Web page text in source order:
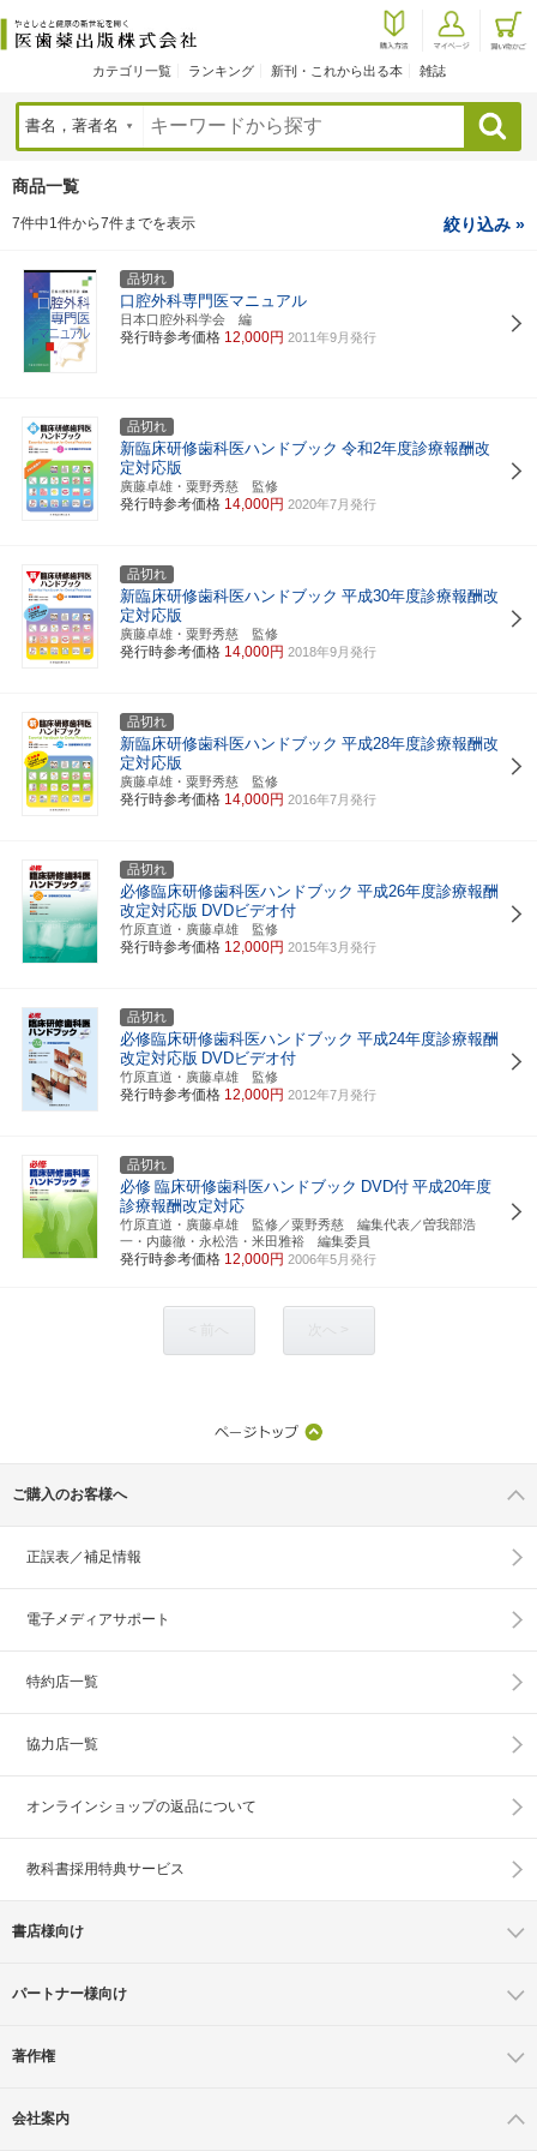
カテゴリ一覧 ランキング 新刊・これから出る本 雑誌
検索
商品一覧
7件中1件から7件までを表示 絞り込み »
品切れ
口腔外科専門医マニュアル
日本口腔外科学会 編
発行時参考価格 12,000円 2011年9月発行
品切れ
新臨床研修歯科医ハンドブック 令和2年度診療報酬改
定対応版
廣藤卓雄・粟野秀慈 監修
発行時参考価格 14,000円 2020年7月発行
品切れ
新臨床研修歯科医ハンドブック 平成30年度診療報酬改
定対応版
廣藤卓雄・粟野秀慈 監修
発行時参考価格 14,000円 2018年9月発行
品切れ
新臨床研修歯科医ハンドブック 平成28年度診療報酬改
定対応版
廣藤卓雄・粟野秀慈 監修
発行時参考価格 14,000円 2016年7月発行
品切れ
必修臨床研修歯科医ハンドブック 平成26年度診療報酬
改定対応版 DVDビデオ付
竹原直道・廣藤卓雄 監修
発行時参考価格 12,000円 2015年3月発行
品切れ
必修臨床研修歯科医ハンドブック 平成24年度診療報酬
改定対応版 DVDビデオ付
竹原直道・廣藤卓雄 監修
発行時参考価格 12,000円 2012年7月発行
品切れ
必修 臨床研修歯科医ハンドブック DVD付 平成20年度
診療報酬改定対応
竹原直道・廣藤卓雄 監修／粟野秀慈 編集代表／曽我部浩
一・内藤徹・永松浩・米田雅裕 編集委員
発行時参考価格 12,000円 2006年5月発行
ご購入のお客様へ
正誤表／補足情報
電子メディアサポート
特約店一覧
協力店一覧
オンラインショップの返品について
教科書採用特典サービス
書店様向け
パートナー様向け
著作権
会社案内